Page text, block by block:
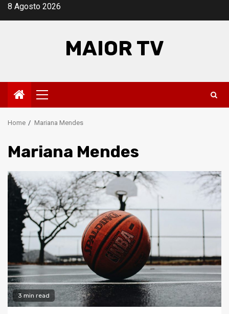
Skip8 Agosto 2026
MAIOR TV
Primary
Menu
Home Mariana Mendes
Mariana Mendes
3 min read